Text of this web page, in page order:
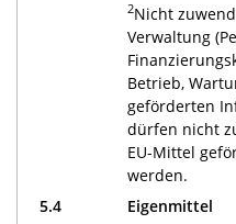
2Nicht
Verwaltung
Betrieb,
geförderten
dürfen nicht
EU-Mittel
werden.
5.4
Eigenmittel